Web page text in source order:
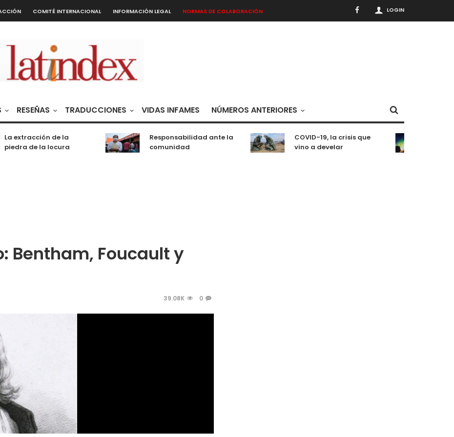
LOGIN
COMITÉ INTERNACIONAL INFORMACIÓN LEGAL NORMAS DE COLABORACIÓN
RESEÑAS TRADUCCIONES VIDAS INFAMES NÚMEROS ANTERIORES
La extracción de la
piedra de la locura
Responsabilidad ante la
comunidad
COVID-19, la crisis que
vino a develar
Bentham, Foucault y
39.08K 0